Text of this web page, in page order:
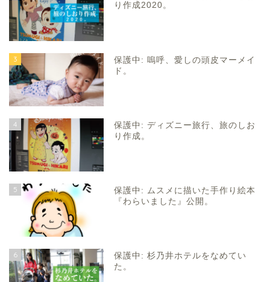
り作成2020。
3
保護中: 嗚呼、愛しの頭皮マーメイ
ド。
4
保護中: ディズニー旅行、旅のしお
り作成。
5
保護中: ムスメに描いた手作り絵本
『わらいました』公開。
6
保護中: 杉乃井ホテルをなめてい
た。